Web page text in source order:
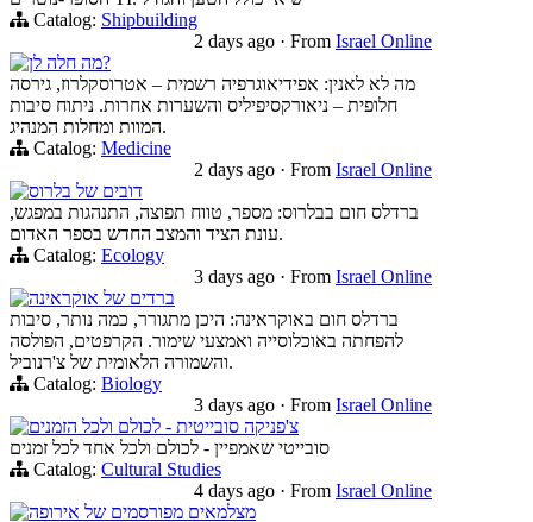
Catalog: Shipbuilding
2 days ago · From Israel Online
מה חלה לן?
מה לא לאנין: אפידיאוגרפיה רשמית – אטרוסקלרוז, גירסה
חלופית – ניאורקסיפיליס והשערות אחרות. ניתוח סיבות
המוות ומחלות המנהיג.
Catalog: Medicine
2 days ago · From Israel Online
דובים של בלרוס
ברדלס חום בבלרוס: מספר, טווח תפוצה, התנהגות במפגש,
עונת הציד והמצב החדש בספר האדום.
Catalog: Ecology
3 days ago · From Israel Online
ברדים של אוקראינה
ברדלס חום באוקראינה: היכן מתגורר, כמה נותר, סיבות
להפחתה באוכלוסייה ואמצעי שימור. הקרפטים, הפולסה
והשמורה הלאומית של צ'רנוביל.
Catalog: Biology
3 days ago · From Israel Online
צ'פניקה סובייטית - לכולם ולכל הזמנים
סובייטי שאמפיין - לכולם ולכל אחד לכל זמנים
Catalog: Cultural Studies
4 days ago · From Israel Online
מצלמאים מפורסמים של אירופה